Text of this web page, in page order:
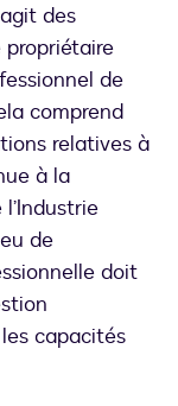
des
de
comprend
relatives à
à la
de
doit
capacités